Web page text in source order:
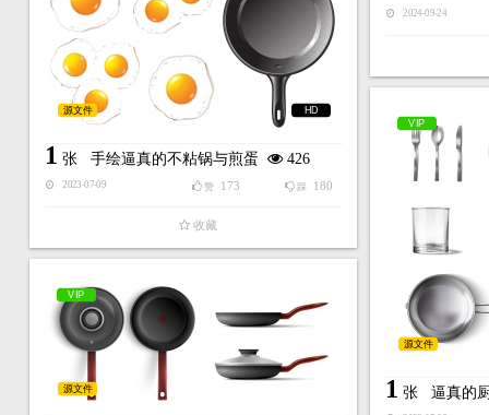
2024-09-24
HD
源文件
1 张 手绘逼真的不粘锅与煎蛋 426
2023-07-09 踩 180
赞 173
收藏
VIP
源文件
1 张 逼真的
VIP
源文件